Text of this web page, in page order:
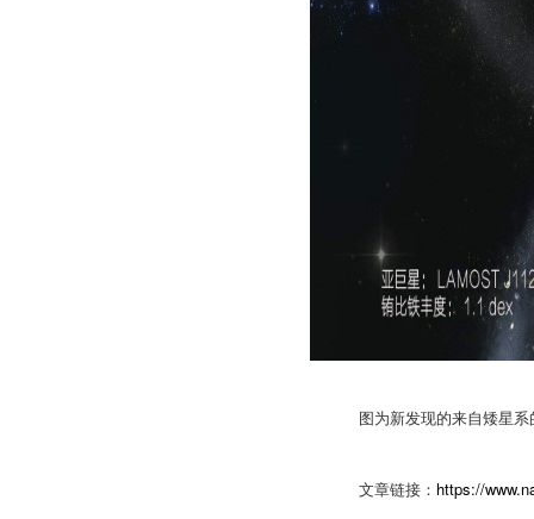
图为新发现的来自矮星系
文章链接： https://